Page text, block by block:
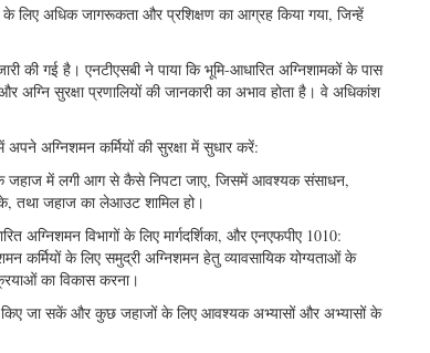
के लिए अधिक जागरूकता और प्रशिक्षण का आग्रह किया गया, जिन्हें
की गई है। एनटीएसबी ने पाया कि भूमि-आधारित अग्निशामकों के पास
सुरक्षा प्रणालियों की जानकारी का अभाव होता है। वे अधिकांश
अग्निशमन कर्मियों की सुरक्षा में सुधार करें:
जहाज में लगी आग से कैसे निपटा जाए, जिसमें आवश्यक संसाधन,
तथा जहाज का लेआउट शामिल हो।
अग्निशमन विभागों के लिए मार्गदर्शिका, और एनएफपीए 1010:
कर्मियों के लिए समुद्री अग्निशमन हेतु व्यावसायिक योग्यताओं के
का विकास करना।
किए जा सकें और कुछ जहाजों के लिए आवश्यक अभ्यासों और अभ्यासों के